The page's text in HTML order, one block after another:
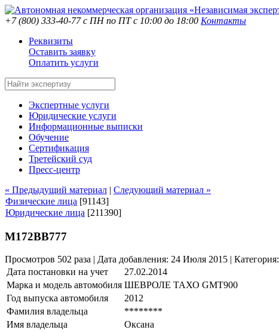
+7 (800) 333-40-77с ПН по ПТ с 10:00 до 18:00 Контакты
Реквизиты
Оставить заявку
Оплатить услуги
Экспертные услуги
Юридические услуги
Информационные выписки
Обучение
Сертификация
Третейский суд
Пресс-центр
« Предыдущий материал | Следующий материал »
Физические лица [91143]
Юридические лица [211390]
М172ВВ777
Просмотров 502 раза | Дата добавления: 24 Июля 2015 | Категория:
Дата постановки на учет
27.02.2014
Марка и модель автомобиля ШЕВРОЛЕ ТАХО GМТ900
Год выпуска автомобиля
2012
Фамилия владельца
********
Имя владельца
Оксана